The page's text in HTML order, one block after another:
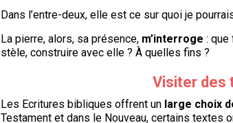
Dans l’entre-deux, elle est ce sur quoi je
La pierre, alors, sa présence, m’interroge : que
stèle, construire avec elle ? À quelles fins ?
Visiter des
Les Ecritures bibliques offrent un large choix
Testament et dans le Nouveau, certains textes